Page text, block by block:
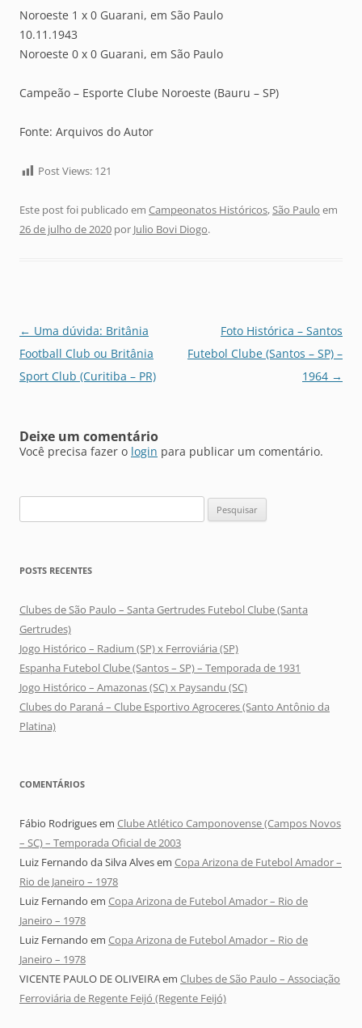
Noroeste 1 x 0 Guarani, em São Paulo
10.11.1943
Noroeste 0 x 0 Guarani, em São Paulo
Campeão – Esporte Clube Noroeste (Bauru – SP)
Fonte: Arquivos do Autor
Post Views: 121
Este post foi publicado em Campeonatos Históricos,São Paulo em
26 de julho de 2020 por Julio Bovi Diogo.
Navegação
de
posts
← Uma dúvida: Britânia
Football Club ou Britânia
Sport Club (Curitiba – PR)
Foto Histórica – Santos
Futebol Clube (Santos – SP) –
1964 →
Deixe um comentário
Você precisa fazer o login para publicar um comentário.
por:
POSTS RECENTES
Clubes de São Paulo – Santa Gertrudes Futebol Clube (Santa
Gertrudes)
Jogo Histórico – Radium (SP) x Ferroviária (SP)
Espanha Futebol Clube (Santos – SP) – Temporada de 1931
Jogo Histórico – Amazonas (SC) x Paysandu (SC)
Clubes do Paraná – Clube Esportivo Agroceres (Santo Antônio da
Platina)
COMENTÁRIOS
Fábio Rodriguesem Clube Atlético Camponovense (Campos Novos
– SC) – Temporada Oficial de 2003
Luiz Fernando da Silva Alvesem Copa Arizona de Futebol Amador –
Rio de Janeiro – 1978
Luiz Fernando em Copa Arizona de Futebol Amador – Rio de
Janeiro – 1978
Luiz Fernando em Copa Arizona de Futebol Amador – Rio de
Janeiro – 1978
VICENTE PAULO DE OLIVEIRAem Clubes de São Paulo – Associação
Ferroviária de Regente Feijó (Regente Feijó)